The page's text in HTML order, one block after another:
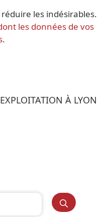
les indésirables.
les données de vos
.
À LYON